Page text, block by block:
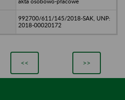
992700/611/145/2018-SAK, UNP:
2018-00020172
<< >>